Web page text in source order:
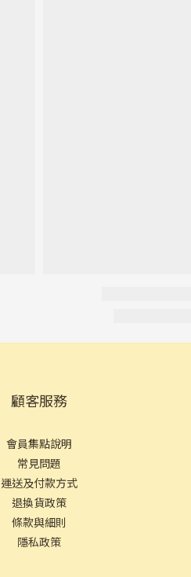
顧客服務
會員集點說明
常見問題
運送及付款方式
退換貨政策
條款與細則
隱私政策